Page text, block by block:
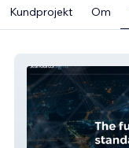
Kundprojekt Om